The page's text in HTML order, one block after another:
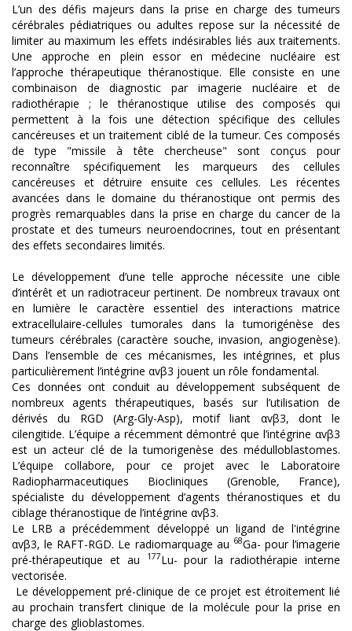
L’un des défis majeurs dans la prise en charge des tumeurs
cérébrales pédiatriques ou adultes repose sur la nécessité de
limiter au maximum les effets indésirables liés aux traitements.
Une approche en plein essor en médecine nucléaire est
l’approche thérapeutique théranostique. Elle consiste en une
combinaison de diagnostic par imagerie nucléaire et de
radiothérapie ; le théranostique utilise des composés qui
permettent à la fois une détection spécifique des cellules
cancéreuses et un traitement ciblé de la tumeur. Ces composés
de type "missile à tête chercheuse" sont conçus pour
reconnaître spécifiquement les marqueurs des cellules
cancéreuses et détruire ensuite ces cellules. Les récentes
avancées dans le domaine du théranostique ont permis des
progrès remarquables dans la prise en charge du cancer de la
prostate et des tumeurs neuroendocrines, tout en présentant
des effets secondaires limités.
Le développement d’une telle approche nécessite une cible
d’intérêt et un radiotraceur pertinent. De nombreux travaux ont
en lumière le caractère essentiel des interactions matrice
extracellulaire-cellules tumorales dans la tumorigénèse des
tumeurs cérébrales (caractère souche, invasion, angiogenèse).
Dans l’ensemble de ces mécanismes, les intégrines, et plus
particulièrement l’intégrine αvβ3 jouent un rôle fondamental.
Ces données ont conduit au développement subséquent de
nombreux agents thérapeutiques, basés sur l’utilisation de
dérivés du RGD (Arg-Gly-Asp), motif liant αvβ3, dont le
cilengitide. L’équipe a récemment démontré que l’intégrine αvβ3
est un acteur clé de la tumorigenèse des médulloblastomes.
L’équipe collabore, pour ce projet avec le Laboratoire
Radiopharmaceutiques Biocliniques (Grenoble, France),
spécialiste du développement d’agents théranostiques et du
ciblage théranostique de l’intégrine αvβ3.
Le LRB a précédemment développé un ligand de l'intégrine
αvβ3, le RAFT-RGD. Le radiomarquage au 68Ga- pour l’imagerie
pré-thérapeutique et au
177Lu- pour la radiothérapie interne
vectorisée.
Le développement pré-clinique de ce projet est étroitement lié
au prochain transfert clinique de la molécule pour la prise en
charge des glioblastomes.